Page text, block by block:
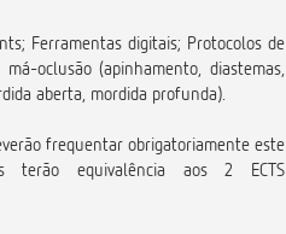
Ferramentas digitais; Protocolos de
oclusão (apinhamento, diastemas,
aberta, mordida profunda).
frequentar obrigatoriamente este
terão equivalência aos 2 ECTS